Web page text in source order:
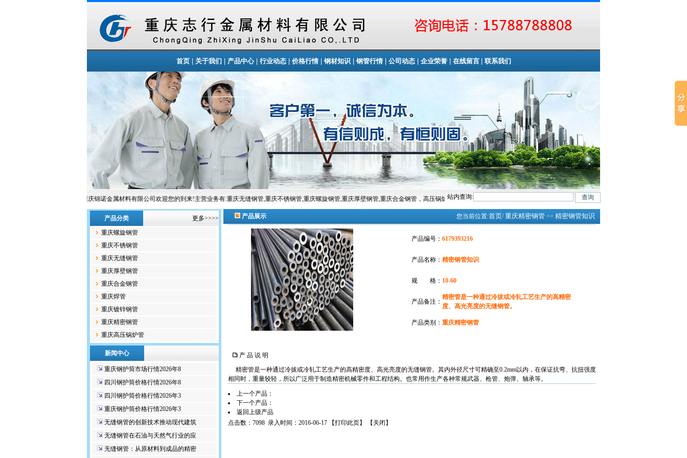
首页| 关于我们| 产品中心| 行业动态| 价格行情| 钢材知识 | 钢管行情| 公司动态| 企业荣誉| 在线留言 | 联系我们
重庆锦诺金属材料有限公司欢迎您的到来!主营业务有:重庆无缝钢管,重庆不锈钢管,重庆螺旋钢管,重庆厚壁钢管,重庆合金钢管，高压锅炉管等站内查询:
产品分类
更多>>>>
重庆螺旋钢管
重庆不锈钢管
重庆无缝钢管
重庆厚壁钢管
重庆合金钢管
重庆焊管
重庆镀锌钢管
重庆精密钢管
重庆高压锅炉管
新闻中心
重庆钢护筒市场行情2026年8
四川钢护筒价格行情2026年8
四川钢护筒价格行情2026年3
重庆钢护筒价格行情2026年3
无缝钢管的创新技术推动现代建筑
无缝钢管在石油与天然气行业的应
无缝钢管：从原材料到成品的精密
产品展示 您当前位置:首页/重庆精密钢管 >> 精密钢管知识
产品编号： 6179393216
产品名称： 精密钢管知识
规 格： 10-60
产品备注：
精密管是一种通过冷拔或冷轧工艺生产的高精密
度、高光亮度的无缝钢管。
产品类别： 重庆精密钢管
产 品 说 明
精密管是一种通过冷拔或冷轧工艺生产的高精密度、高光亮度的无缝钢管。其内外径尺寸可精确至0.2mm以内，在保证抗弯、抗扭强度
相同时，重量较轻，所以广泛用于制造精密机械零件和工程结构。也常用作生产各种常规武器、枪管、炮弹、轴承等。
上一个产品：
下一个产品：
返回上级产品
点击数：7098 录入时间：2016-06-17 【打印此页】 【 关闭 】